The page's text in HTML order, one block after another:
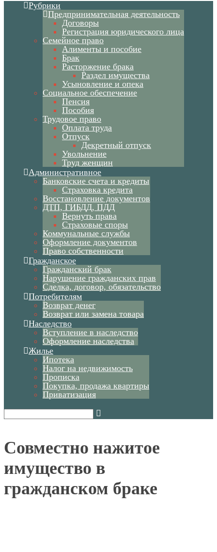
Рубрики
Предпринимательная деятельность
Договоры
Регистрация юридического лица
Семейное право
Алименты и пособие
Брак
Расторжение брака
Раздел имущества
Усыновление и опека
Социальное обеспечение
Пенсия
Пособия
Трудовое право
Оплата труда
Отпуск
Декретный отпуск
Увольнение
Труд женщин
Административное
Банковские счета и кредиты
Страховка кредита
Восстановление документов
ДТП, ГИБДД, ПДД
Вернуть права
Страховые споры
Коммунальные службы
Оформление документов
Право собственности
Гражданское
Гражданский брак
Нарушение гражданских прав
Сделка, договор, обязательство
Потребителям
Возврат денег
Возврат или замена товара
Наследство
Вступление в наследство
Оформление наследства
Жилье
Ипотека
Налог на недвижимость
Прописка
Покупка, продажа квартиры
Приватизация
Совместно нажитое
имущество в
гражданском браке